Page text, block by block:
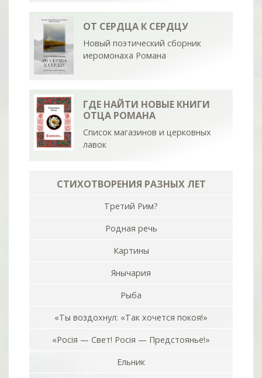
ОТ СЕРДЦА К СЕРДЦУ
Новый поэтический сборник
иеромонаха Романа
ГДЕ НАЙТИ НОВЫЕ КНИГИ
ОТЦА РОМАНА
Список магазинов и церковных
лавок
СТИХОТВОРЕНИЯ РАЗНЫХ ЛЕТ
Третий Рим?
Родная речь
Картины
Янычария
Рыба
«Ты воздохнул: «Так хочется покоя!»
«Росiя — Свет! Росiя — Предстоянье!»
Ельник